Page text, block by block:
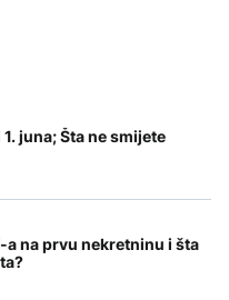
juna; Šta ne smijete
a na prvu nekretninu i šta